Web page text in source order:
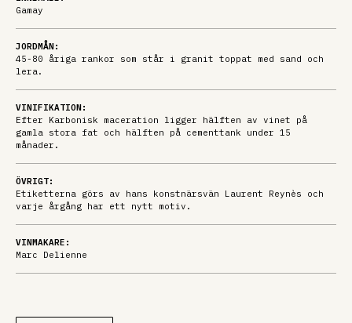
Gamay
JORDMÅN:
45-80 åriga rankor som står i granit toppat med sand och
lera.
VINIFIKATION:
Efter Karbonisk maceration ligger hälften av vinet på
gamla stora fat och hälften på cementtank under 15
månader.
ÖVRIGT:
Etiketterna görs av hans konstnärsvän Laurent Reynès och
varje årgång har ett nytt motiv.
VINMAKARE:
Marc Delienne